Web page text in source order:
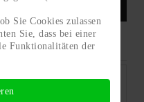
Sie Cookies zulassen
Sie, dass bei einer
Funktionalitäten der